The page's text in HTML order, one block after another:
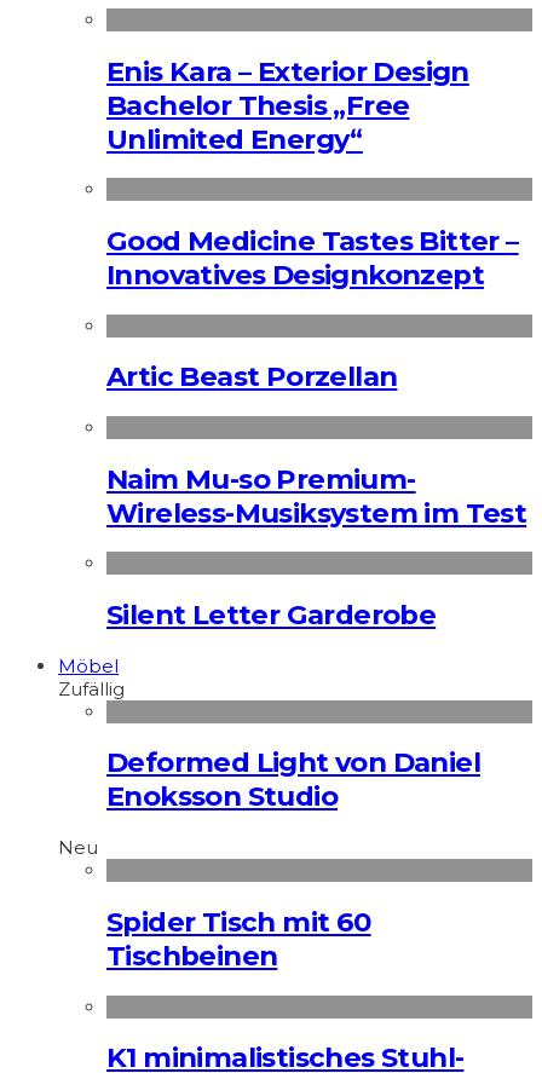
Enis Kara – Exterior Design
Bachelor Thesis „Free
Unlimited Energy“
Good Medicine Tastes Bitter –
Innovatives Designkonzept
Artic Beast Porzellan
Naim Mu-so Premium-
Wireless-Musiksystem im Test
Silent Letter Garderobe
Möbel
Zufällig
Deformed Light von Daniel
Enoksson Studio
Neu
Spider Tisch mit 60
Tischbeinen
K1 minimalistisches Stuhl-